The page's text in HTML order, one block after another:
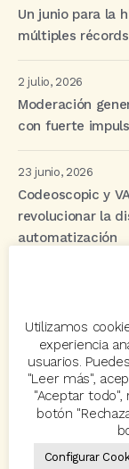
Un junio para la
múltiples récords
2 julio, 2026
Moderación
con fuerte
23 junio, 2026
Codeoscopic y
revolucionar la
automatización
acuerdo
Avant2
Codeoscopic
Utilizamos
experiencia
usuarios.
"Leer más",
"Aceptar
botón
Configurar